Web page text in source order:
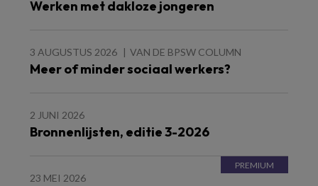
Werken met dakloze jongeren
3 AUGUSTUS 2026 VAN DE BPSW COLUMN
Meer of minder sociaal werkers?
2 JUNI 2026
Bronnenlijsten, editie 3-2026
23 MEI 2026